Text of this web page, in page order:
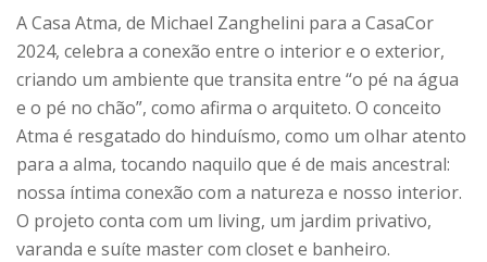
A Casa Atma, de Michael Zanghelini para a CasaCor
2024, celebra a conexão entre o interior e o exterior,
criando um ambiente que transita entre “o pé na água
e o pé no chão”, como afirma o arquiteto. O conceito
Atma é resgatado do hinduísmo, como um olhar atento
para a alma, tocando naquilo que é de mais ancestral:
nossa íntima conexão com a natureza e nosso interior.
O projeto conta com um living, um jardim privativo,
varanda e suíte master com closet e banheiro.